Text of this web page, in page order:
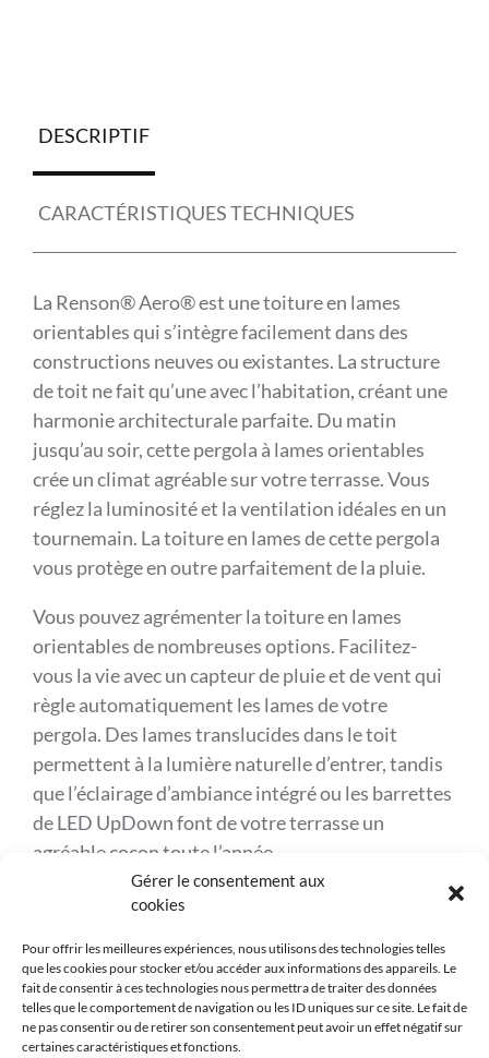
Gérer le consentement aux
cookies
Pour offrir les meilleures expériences, nous utilisons des technologies telles
que les cookies pour stocker et/ou accéder aux informations des appareils. Le
fait de consentir à ces technologies nous permettra de traiter des données
telles que le comportement de navigation ou les ID uniques sur ce site. Le fait de
ne pas consentir ou de retirer son consentement peut avoir un effet négatif sur
certaines caractéristiques et fonctions.
DESCRIPTIF
CARACTÉRISTIQUES TECHNIQUES
La Renson® Aero® est une toiture en lames
orientables qui s’intègre facilement dans des
constructions neuves ou existantes. La structure
de toit ne fait qu’une avec l’habitation, créant une
harmonie architecturale parfaite. Du matin
jusqu’au soir, cette pergola à lames orientables
crée un climat agréable sur votre terrasse. Vous
réglez la luminosité et la ventilation idéales en un
tournemain. La toiture en lames de cette pergola
vous protège en outre parfaitement de la pluie.
Vous pouvez agrémenter la toiture en lames
orientables de nombreuses options. Facilitez-
vous la vie avec un capteur de pluie et de vent qui
règle automatiquement les lames de votre
pergola. Des lames translucides dans le toit
permettent à la lumière naturelle d’entrer, tandis
que l’éclairage d’ambiance intégré ou les barrettes
de LED UpDown font de votre terrasse un
agréable cocon toute l’année.
Marque Renson
Matière Aluminium
Produits similaires